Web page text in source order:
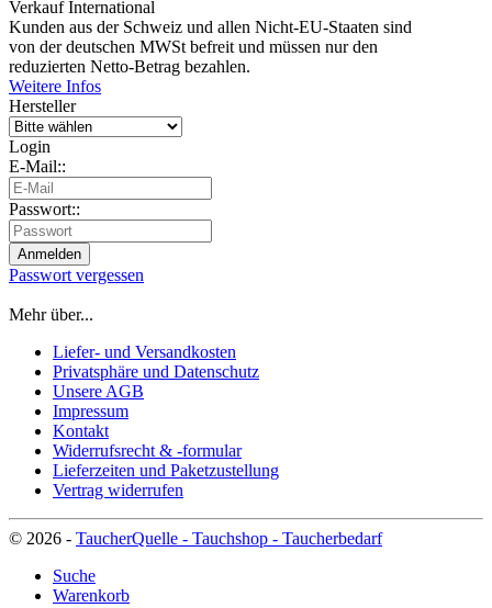
Verkauf International
Kunden aus der Schweiz und allen Nicht-EU-Staaten sind
von der deutschen MWSt befreit und müssen nur den
reduzierten Netto-Betrag bezahlen.
Weitere Infos
Hersteller
Login
E-Mail::
Passwort::
Passwort vergessen
Mehr über...
Liefer- und Versandkosten
Privatsphäre und Datenschutz
Unsere AGB
Impressum
Kontakt
Widerrufsrecht & -formular
Lieferzeiten und Paketzustellung
Vertrag widerrufen
© 2026 - TaucherQuelle - Tauchshop - Taucherbedarf
Suche
Warenkorb